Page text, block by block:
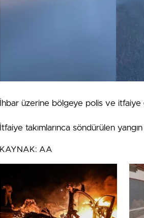
İhbar üzerine bölgeye polis ve itfaiye
İtfaiye takımlarınca söndürülen
KAYNAK: AA